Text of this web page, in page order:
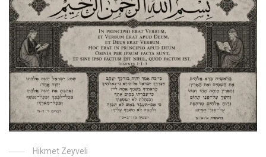
Hikmet Zeyveli